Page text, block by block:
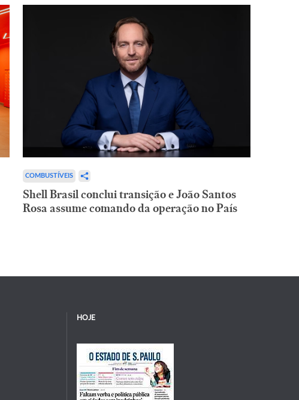
COMBUSTÍVEIS
Shell Brasil conclui transição e João Santos
Rosa assume comando da operação no País
HOJE